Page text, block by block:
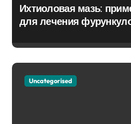
Ихтиоловая мазь:
для лечения
Uncategorised